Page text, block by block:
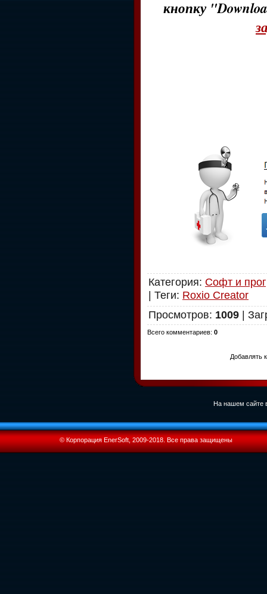
кнопку
Категория: Софт и
| Теги: Roxio Creator
Просмотров: 1009 |
Всего комментариев: 0
Добавлять
На нашем сайте
© Корпорация EnerSoft, 2009-2018. Все права защищены